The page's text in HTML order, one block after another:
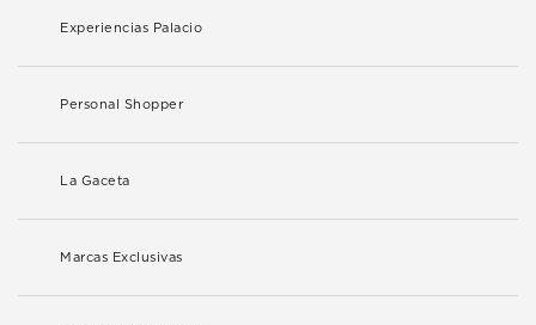
Experiencias Palacio
Personal Shopper
La Gaceta
Marcas Exclusivas